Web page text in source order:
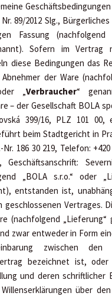
89/2012 Slg.,
Fassung (nachfolgend
Sofern im Vertrag
diese Bedingungen das
der Ware
„Verbraucher“
– der Gesellschaft BOLA
399/16, PLZ 101 00,
beim Stadtgericht in
186 30 219, Telefon:
Geschäftsanschrift:
„BOLA s.r.o.“ oder
entstanden ist,
geschlossenen Vertrages.
(nachfolgend „Lieferung“
zwar entweder in Form
zwischen den
bezeichnet ist,
und deren schriftlicher
über